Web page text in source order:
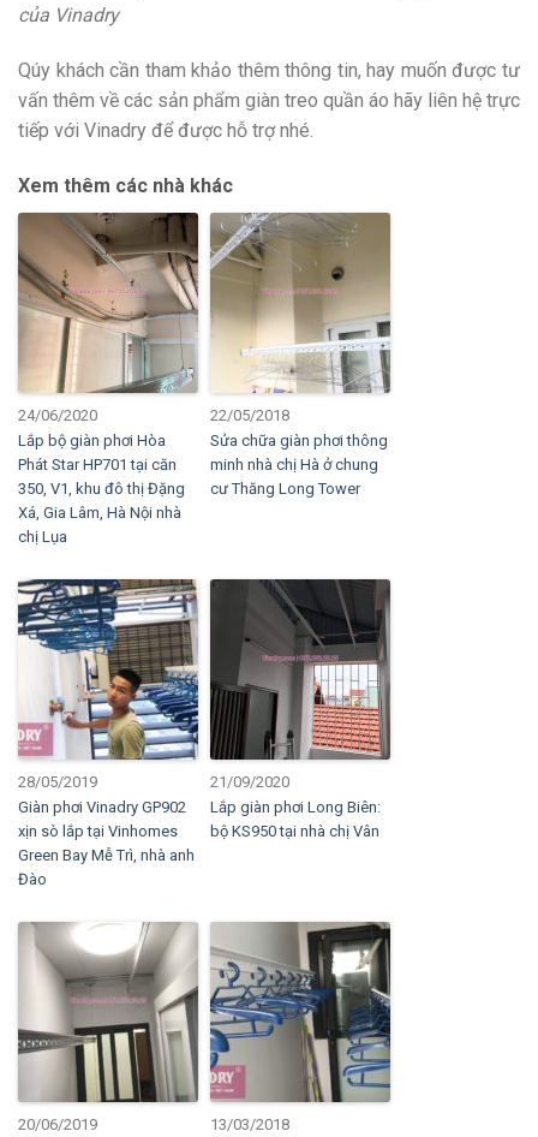
của Vinadry
Qúy khách cần tham khảo thêm thông tin, hay muốn được tư
vấn thêm về các sản phẩm giàn treo quần áo hãy liên hệ trực
tiếp với Vinadry để được hỗ trợ nhé.
Xem thêm các nhà khác
24/06/2020
Lắp bộ giàn phơi Hòa
Phát Star HP701 tại căn
350, V1, khu đô thị Đặng
Xá, Gia Lâm, Hà Nội nhà
chị Lụa
22/05/2018
Sửa chữa giàn phơi thông
minh nhà chị Hà ở chung
cư Thăng Long Tower
28/05/2019
Giàn phơi Vinadry GP902
xịn sò lắp tại Vinhomes
Green Bay Mễ Trì, nhà anh
Đào
21/09/2020
Lắp giàn phơi Long Biên:
bộ KS950 tại nhà chị Vân
20/06/2019 13/03/2018